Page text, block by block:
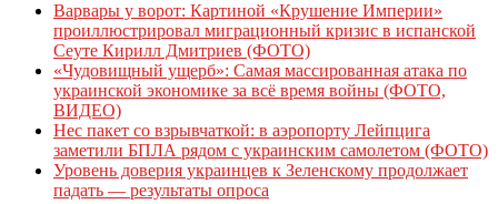
Варвары у ворот: Картиной «Крушение Империи»
проиллюстрировал миграционный кризис в испанской
Сеуте Кирилл Дмитриев (ФОТО)
«Чудовищный ущерб»: Самая массированная атака по
украинской экономике за всё время войны (ФОТО,
ВИДЕО)
Нес пакет со взрывчаткой: в аэропорту Лейпцига
заметили БПЛА рядом с украинским самолетом (ФОТО)
Уровень доверия украинцев к Зеленскому продолжает
падать — результаты опроса